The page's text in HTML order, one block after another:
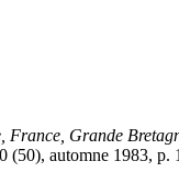
France, Grande
(50), automne 1983,